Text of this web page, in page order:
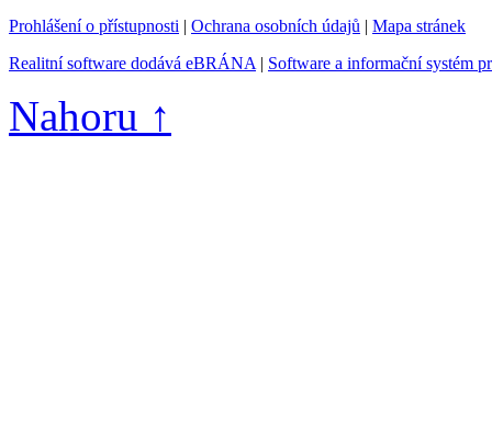
Prohlášení o přístupnosti | Ochrana osobních údajů | Mapa stránek
Realitní software dodává eBRÁNA | Software a informační systém
Nahoru ↑